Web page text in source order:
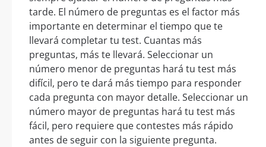
tarde. El número de preguntas es el factor más
importante en determinar el tiempo que te
llevará completar tu test. Cuantas más
preguntas, más te llevará. Seleccionar un
número menor de preguntas hará tu test más
difícil, pero te dará más tiempo para responder
cada pregunta con mayor detalle. Seleccionar un
número mayor de preguntas hará tu test más
fácil, pero requiere que contestes más rápido
antes de seguir con la siguiente pregunta.